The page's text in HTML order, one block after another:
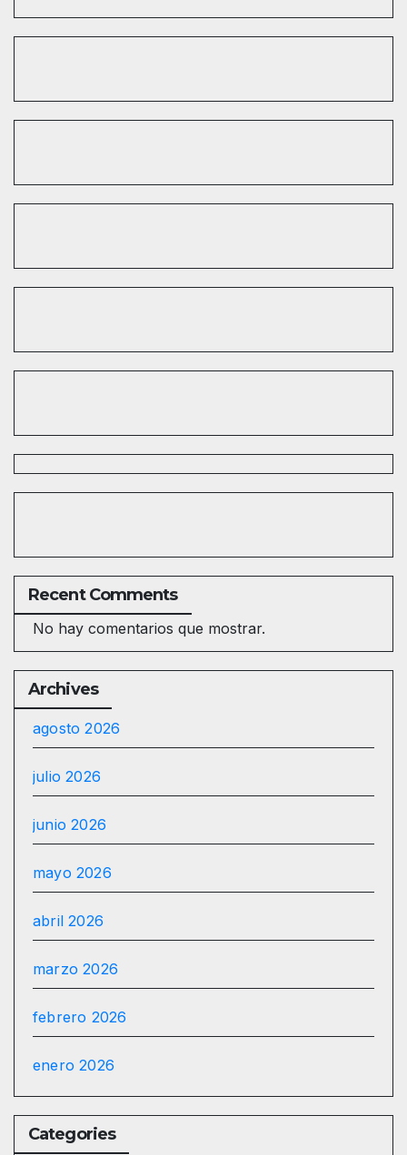
Recent Comments
No hay comentarios que mostrar.
Archives
agosto 2026
julio 2026
junio 2026
mayo 2026
abril 2026
marzo 2026
febrero 2026
enero 2026
Categories